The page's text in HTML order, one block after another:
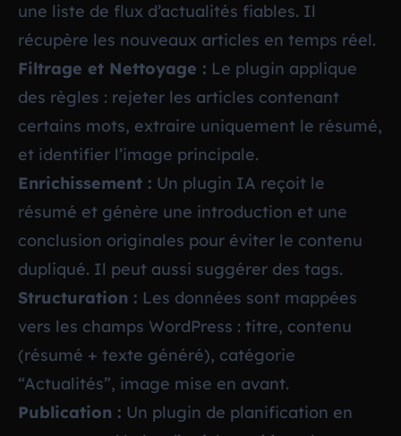
une liste de flux d’actualités fiables. Il
récupère les nouveaux articles en temps réel.
Filtrage et Nettoyage : Le plugin applique
des règles : rejeter les articles contenant
certains mots, extraire uniquement le résumé,
et identifier l’image principale.
Enrichissement : Un plugin IA reçoit le
résumé et génère une introduction et une
conclusion originales pour éviter le contenu
dupliqué. Il peut aussi suggérer des tags.
Structuration : Les données sont mappées
vers les champs WordPress : titre, contenu
(résumé + texte généré), catégorie
“Actualités”, image mise en avant.
Publication : Un plugin de planification en